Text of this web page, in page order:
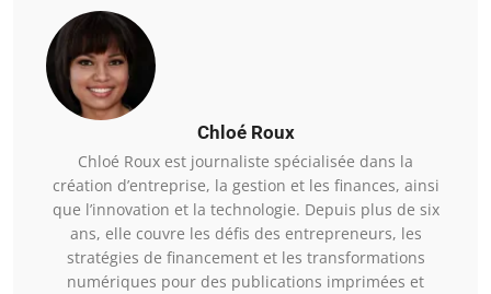
Chloé Roux
Chloé Roux est journaliste spécialisée dans la
création d’entreprise, la gestion et les finances, ainsi
que l’innovation et la technologie. Depuis plus de six
ans, elle couvre les défis des entrepreneurs, les
stratégies de financement et les transformations
numériques pour des publications imprimées et